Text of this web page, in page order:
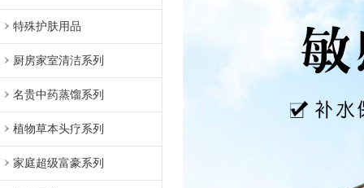
特殊护肤用品
厨房家室清洁系列
名贵中药蒸馏系列
植物草本头疗系列
家庭超级富豪系列